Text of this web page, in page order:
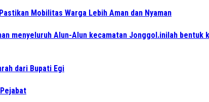
Mobilitas Warga Lebih Aman dan Nyaman
menyeluruh Alun-Alun kecamatan Jonggol.inilah
dari Bupati Egi